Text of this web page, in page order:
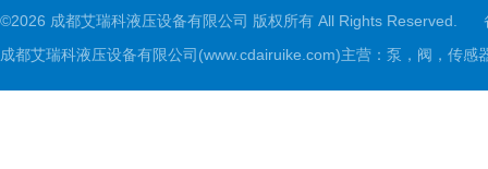
©2026 成都艾瑞科液压设备有限公司 版权所有 All Rights Reserved.
成都艾瑞科液压设备有限公司(www.cdairuike.com)主营：泵，阀，传